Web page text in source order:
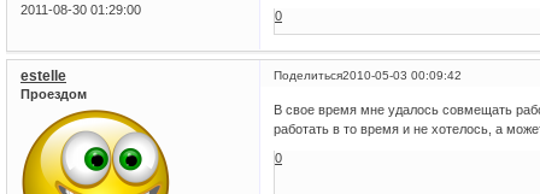
2011-08-30 01:29:00
0
Поделиться2010-05-03 00:09:42
estelle
Проездом
В свое время мне удалось совмещать
работать в то время и не хотелось, а
0